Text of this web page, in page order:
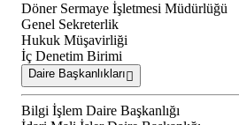
Döner Sermaye İşletmesi Müdürlüğü
Genel Sekreterlik
Hukuk Müşavirliği
İç Denetim Birimi
Daire Başkanlıkları
Bilgi İşlem Daire Başkanlığı